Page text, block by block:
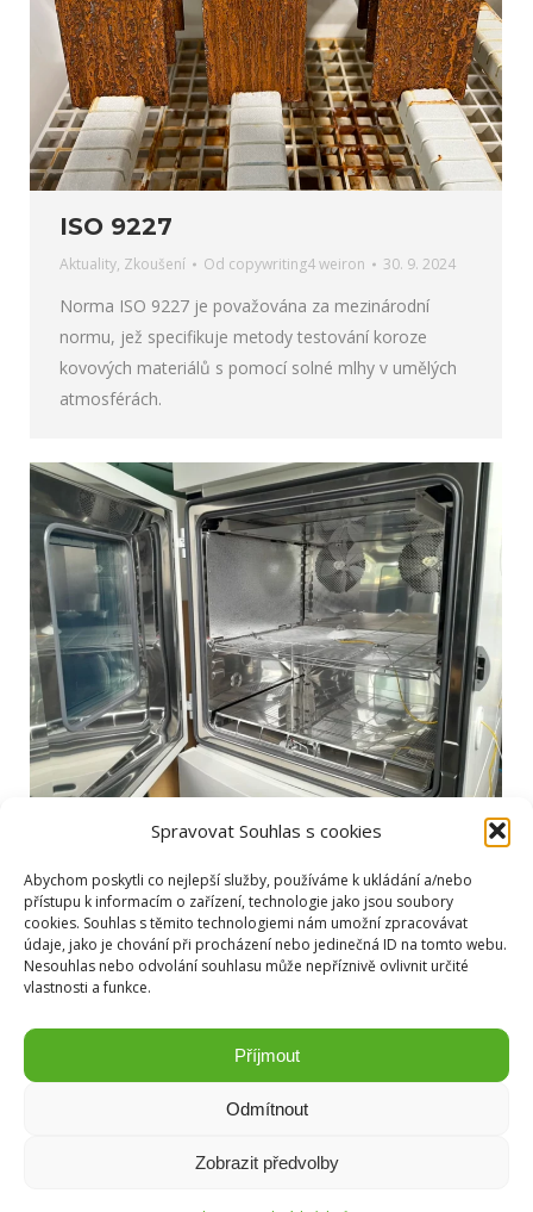
Spravovat Souhlas s cookies
Abychom poskytli co nejlepší služby, používáme k ukládání a/nebo
přístupu k informacím o zařízení, technologie jako jsou soubory
cookies. Souhlas s těmito technologiemi nám umožní zpracovávat
údaje, jako je chování při procházení nebo jedinečná ID na tomto webu.
Nesouhlas nebo odvolání souhlasu může nepříznivě ovlivnit určité
vlastnosti a funkce.
Příjmout
Odmítnout
Zobrazit předvolby
ISO 9227
Aktuality, Zkoušení Od copywriting4 weiron 30. 9. 2024
Norma ISO 9227 je považována za mezinárodní
normu, jež specifikuje metody testování koroze
kovových materiálů s pomocí solné mlhy v umělých
atmosférách.
Zkoušení Od copywriting4 weiron 25. 10. 2024
Norma DIN 75 220 se zaměřuje na hodnocení
stárnutí automobilových součástek a materiálů
vystavených nasimulovanému slunečnímu záření.
Copyright © Weiron Dynamics, s.r.o. |Tvorba webových stránek